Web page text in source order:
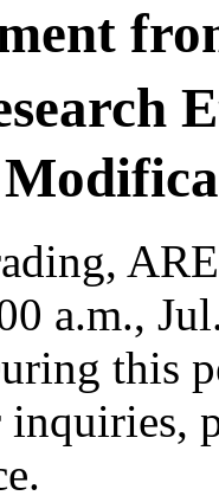
a.m.,
this